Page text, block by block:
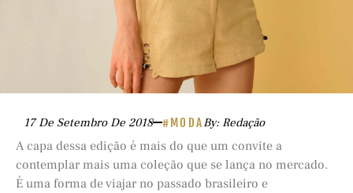
17 De Setembro De 2018 #MODABy: Redação
A capa dessa edição é mais do que um convite a
contemplar mais uma coleção que se lança no mercado.
É uma forma de viajar no passado brasileiro e